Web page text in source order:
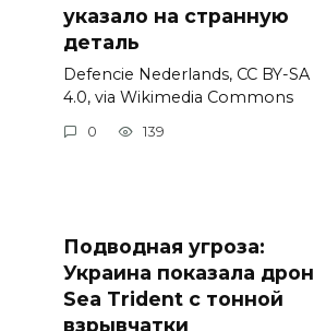
указало на странную
деталь
Defencie Nederlands, CC BY-SA
4.0, via Wikimedia Commons
0 139
Подводная угроза:
Украина показала дрон
Sea Trident с тонной
взрывчатки